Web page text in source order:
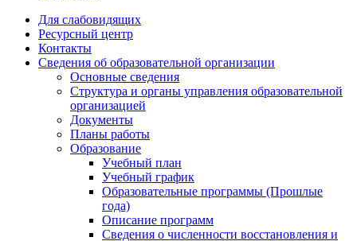
Для слабовидящих
Ресурсный центр
Контакты
Сведения об образовательной организации
Основные сведения
Структура и органы управления образовательной
организацией
Документы
Планы работы
Образование
Учебный план
Учебный график
Образовательные программы (Прошлые
года)
Описание программ
Сведения о численности восстановления и